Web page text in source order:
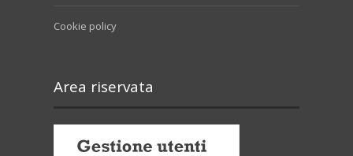
Cookie policy
Area riservata